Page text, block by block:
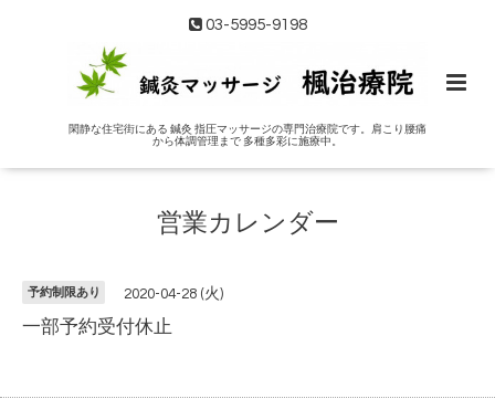
03-5995-9198
閑静な住宅街にある 鍼灸 指圧マッサージの専門治療院です。肩こり腰痛
から体調管理まで 多種多彩に施療中。
営業カレンダー
予約制限あり 2020-04-28 (火)
一部予約受付休止